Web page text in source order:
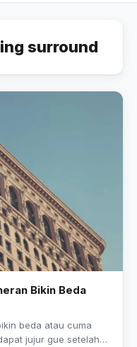
surround
Bikin Beda
beda atau cuma
jujur gue setelah